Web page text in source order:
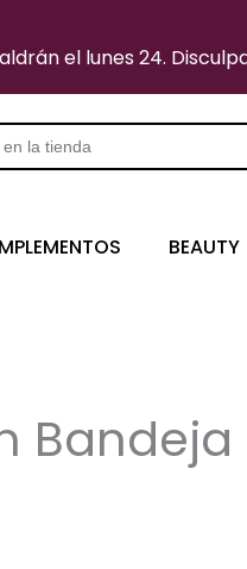
el lunes 24.
BEAUTY
Bandeja